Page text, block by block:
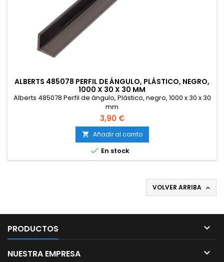
ALBERTS 485078 PERFIL DE ÁNGULO, PLÁSTICO, NEGRO,
1000 X 30 X 30 MM
Alberts 485078 Perfil de ángulo, Plástico, negro, 1000 x 30 x 30
mm
3,90 €
 Añadir al carrito
 En stock
VOLVER ARRIBA 
PRODUCTOS 
NUESTRA EMPRESA 